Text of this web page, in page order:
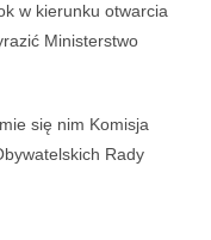
w kierunku otwarcia
Ministerstwo
się nim Komisja
Rady